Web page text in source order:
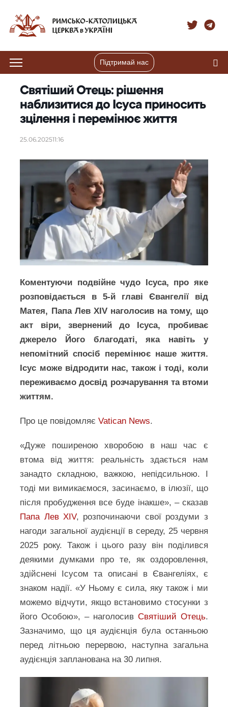
Підтримай нас
Святіший Отець: рішення
наблизитися до Ісуса приносить
зцілення і перемінює життя
25.06.202511:16
Коментуючи подвійне чудо Ісуса, про яке
розповідається в 5-й главі Євангелії від
Матея, Папа Лев XIV наголосив на тому, що
акт віри, звернений до Ісуса, пробиває
джерело Його благодаті, яка навіть у
непомітний спосіб перемінює наше життя.
Ісус може відродити нас, також і тоді, коли
переживаємо досвід розчарування та втоми
життям.
Про це повідомляєVatican News.
«Дуже поширеною хворобою в наш час є
втома від життя: реальність здається нам
занадто складною, важкою, непідсильною. І
тоді ми вимикаємося, засинаємо, в ілюзії, що
після пробудження все буде інакше», – сказав
Папа Лев XIV, розпочинаючи свої роздуми з
нагоди загальної аудієнції в середу, 25 червня
2025 року. Також і цього разу він поділився
деякими думками про те, як оздоровлення,
здійснені Ісусом та описані в Євангеліях, є
знаком надії. «У Ньому є сила, яку також і ми
можемо відчути, якщо встановимо стосунки з
його Особою», – наголосив Святіший Отець.
Зазначимо, що ця аудієнція була останньою
перед літньою перервою, наступна загальна
аудієнція запланована на 30 липня.